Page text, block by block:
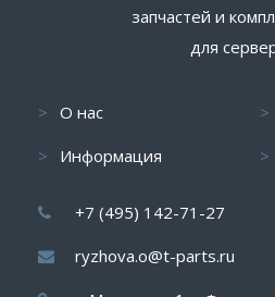
запчастей и
для
О нас
Информация
+7 (495) 142-71-27
ryzhova.o@t-parts.ru